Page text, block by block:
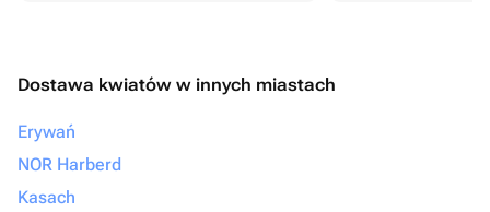
Dostawa kwiatów w innych miastach
Erywań
NOR Harberd
Kasach